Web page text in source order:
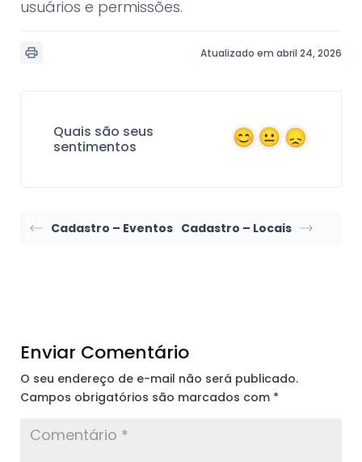
usuários e permissões.
Atualizado em abril 24, 2026
Quais são seus
sentimentos
Cadastro – Eventos Cadastro – Locais
Enviar Comentário
O seu endereço de e-mail não será publicado.
Campos obrigatórios são marcados com *